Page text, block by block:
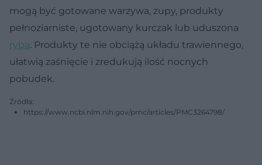
mogą być gotowane warzywa, zupy, produkty
pełnoziarniste, ugotowany kurczak lub uduszona
ryba. Produkty te nie obciążą układu trawiennego,
ułatwią zaśnięcie i zredukują ilość nocnych
pobudek.
Źródła:
https://www.ncbi.nlm.nih.gov/pmc/articles/PMC3264798/